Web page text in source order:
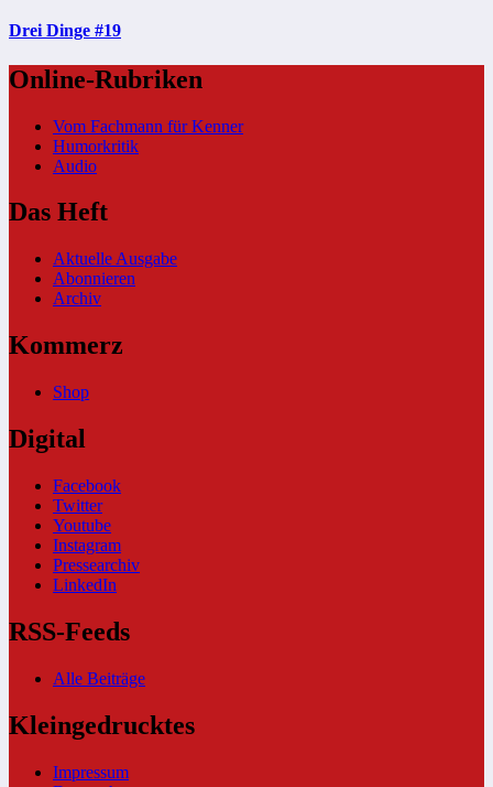
Drei Dinge #19
Online-Rubriken
Vom Fachmann für Kenner
Humorkritik
Audio
Das Heft
Aktuelle Ausgabe
Abonnieren
Archiv
Kommerz
Shop
Digital
Facebook
Twitter
Youtube
Instagram
Pressearchiv
LinkedIn
RSS-Feeds
Alle Beiträge
Kleingedrucktes
Impressum